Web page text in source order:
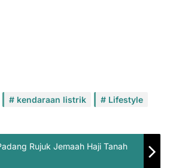
kendaraan listrik
Lifestyle
Rujuk Jemaah Haji Tanah